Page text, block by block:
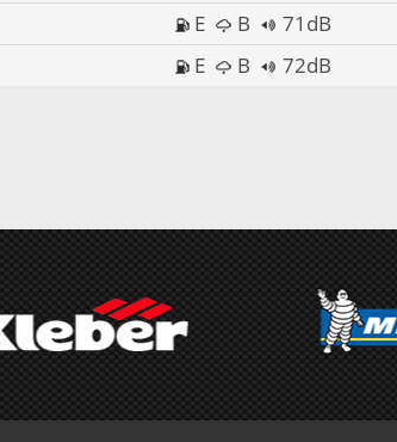
E B
71dB
E B 72dB